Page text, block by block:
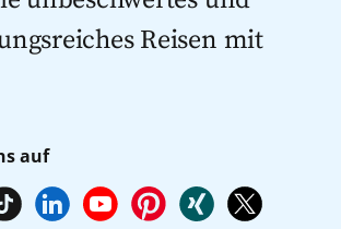
vor Reisebeginn
myAIDA vorzunehmen.
Reisen mit
auf